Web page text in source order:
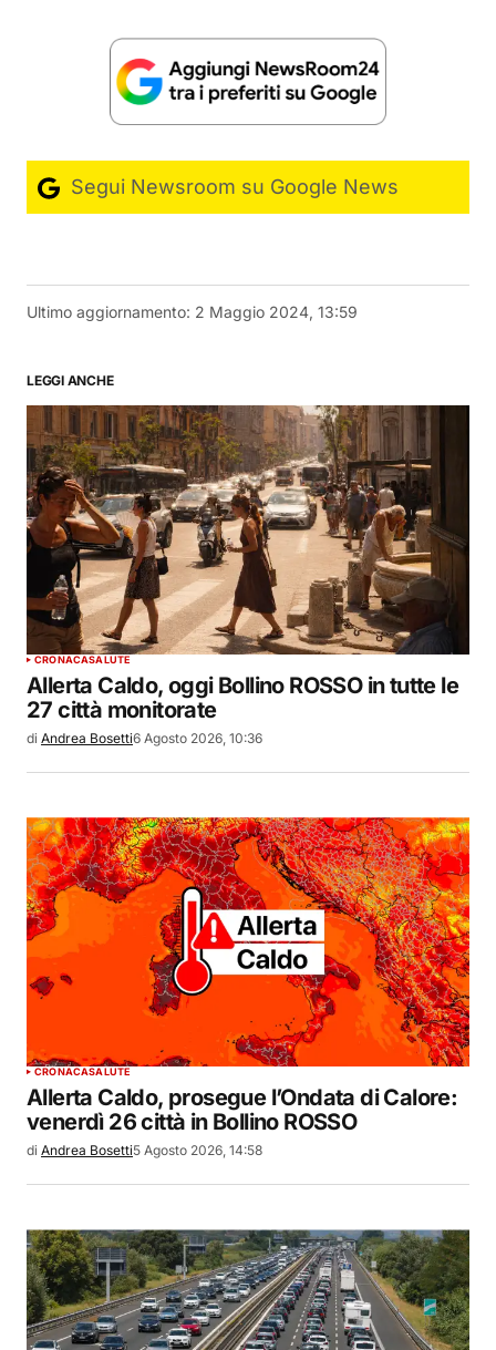
Segui Newsroom su Google News
Ultimo aggiornamento: 2 Maggio 2024, 13:59
LEGGI ANCHE
CRONACASALUTE
Allerta Caldo, oggi Bollino ROSSO in tutte le
27 città monitorate
di Andrea Bosetti6 Agosto 2026, 10:36
CRONACASALUTE
Allerta Caldo, prosegue l’Ondata di Calore:
venerdì 26 città in Bollino ROSSO
di Andrea Bosetti5 Agosto 2026, 14:58